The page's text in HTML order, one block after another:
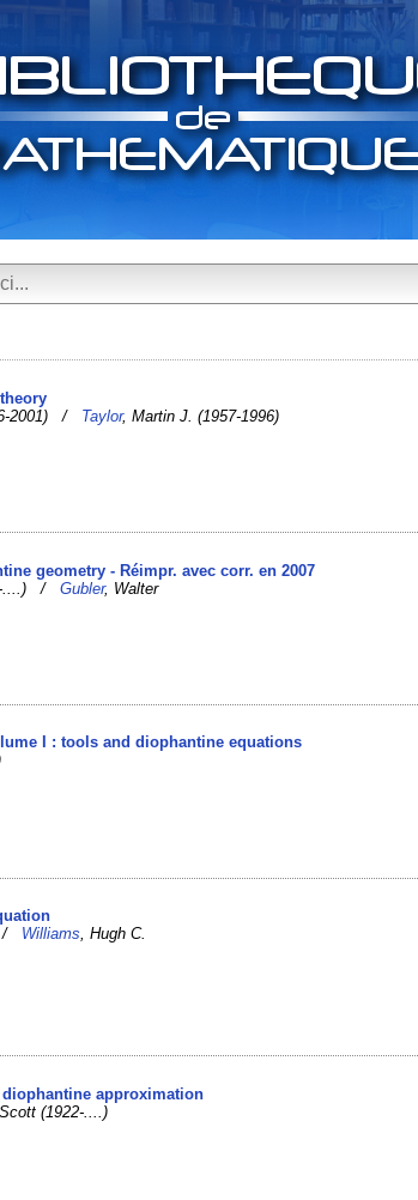
2001) / Taylor, Martin J. (1957-1996)
geometry - Réimpr. avec corr. en 2007
....) /Gubler, Walter
I : tools and diophantine equations
/ Williams, Hugh C.
approximation
(1922-....)